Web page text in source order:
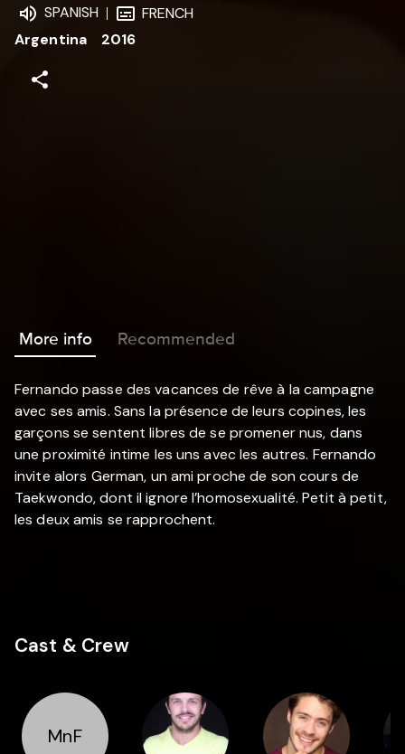
SPANISH
FRENCH
Argentina
2016
More info Recommended
Fernando passe des vacances de rêve à la campagne
avec ses amis. Sans la présence de leurs copines, les
garçons se sentent libres de se promener nus, dans
une proximité intime les uns avec les autres. Fernando
invite alors German, un ami proche de son cours de
Taekwondo, dont il ignore l’homosexualité. Petit à petit,
les deux amis se rapprochent.
Cast & Crew
MnF